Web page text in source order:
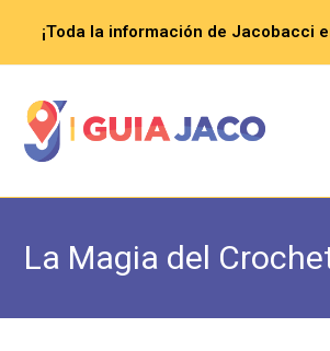
contenido
¡Toda la información de Jacobacci
La Magia del